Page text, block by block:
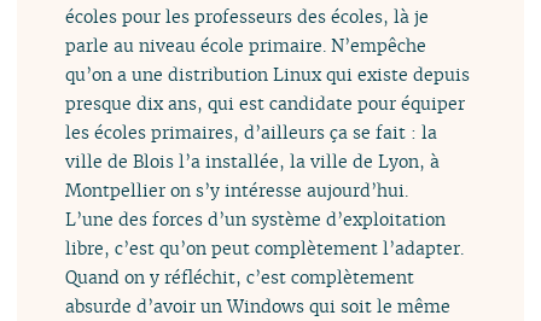
écoles pour les professeurs des écoles, là je
parle au niveau école primaire. N’empêche
qu’on a une distribution Linux qui existe depuis
presque dix ans, qui est candidate pour équiper
les écoles primaires, d’ailleurs ça se fait : la
ville de Blois l’a installée, la ville de Lyon, à
Montpellier on s’y intéresse aujourd’hui.
L’une des forces d’un système d’exploitation
libre, c’est qu’on peut complètement l’adapter.
Quand on y réfléchit, c’est complètement
absurde d’avoir un Windows qui soit le même